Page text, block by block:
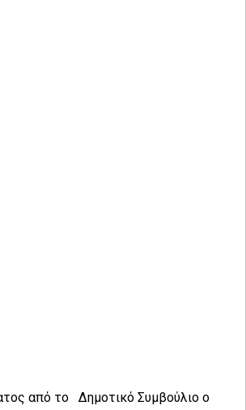
από το Δημοτικό Συμβούλιο ο